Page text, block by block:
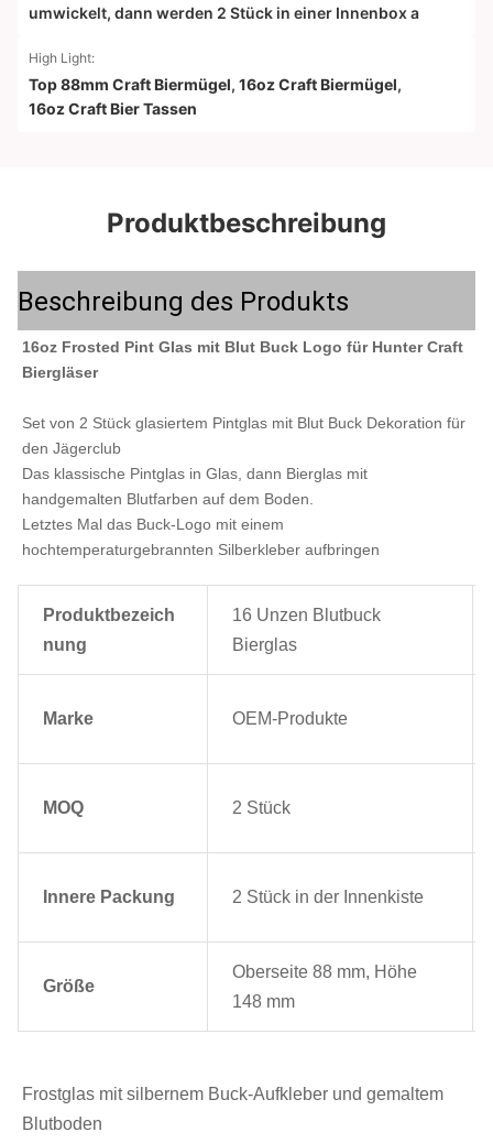
umwickelt, dann werden 2 Stück in einer Innenbox a
High Light:
Top 88mm Craft Biermügel, 16oz Craft Biermügel,
16oz Craft Bier Tassen
Produktbeschreibung
Beschreibung des Produkts
16oz Frosted Pint Glas mit Blut Buck Logo für Hunter Craft
Biergläser
Set von 2 Stück glasiertem Pintglas mit Blut Buck Dekoration für
den Jägerclub
Das klassische Pintglas in Glas, dann Bierglas mit
handgemalten Blutfarben auf dem Boden.
Letztes Mal das Buck-Logo mit einem
hochtemperaturgebrannten Silberkleber aufbringen
Produktbezeich
nung
16 Unzen Blutbuck
Bierglas
Marke OEM-Produkte
MOQ 2 Stück
Innere Packung 2 Stück in der Innenkiste
Größe
Oberseite 88 mm, Höhe
148 mm
Frostglas mit silbernem Buck-Aufkleber und gemaltem
Blutboden